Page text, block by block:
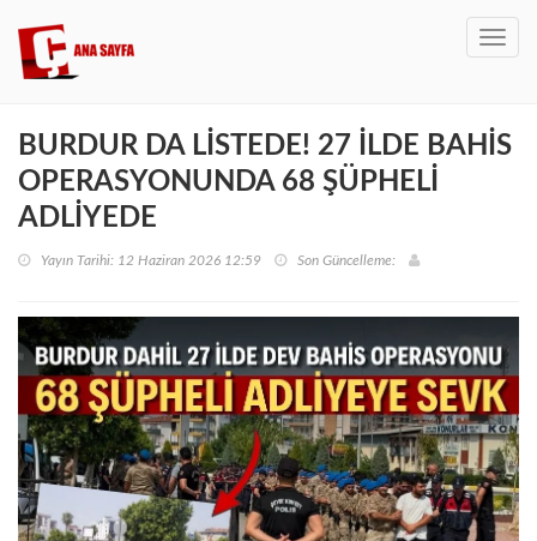
BURDUR DA LİSTEDE! 27 İLDE BAHİS
OPERASYONUNDA 68 ŞÜPHELİ
ADLİYEDE
Yayın Tarihi: 12 Haziran 2026 12:59 Son Güncelleme: